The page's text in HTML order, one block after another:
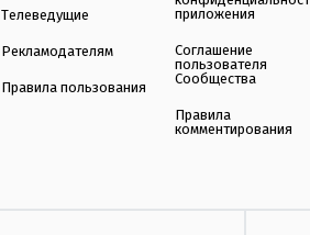
Телеведущие
Рекламодателям
Правила пользования
приложения
Соглашение
пользователя
Сообщества
Правила
комментирования